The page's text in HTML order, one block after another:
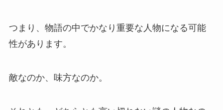
つまり、物語の中でかなり重要な人物になる可能
性があります。
敵なのか、味方なのか。